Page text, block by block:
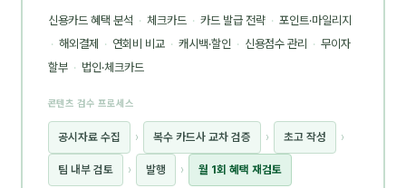
신용카드 혜택 분석 · 체크카드 · 카드 발급 전략 · 포인트·마일리지
· 해외결제 · 연회비 비교 · 캐시백·할인 · 신용점수 관리 · 무이자
할부 · 법인·체크카드
콘텐츠 검수 프로세스
공시자료 수집 › 복수 카드사 교차 검증 › 초고 작성 ›
팀 내부 검토 › 발행 › 월 1회 혜택 재검토